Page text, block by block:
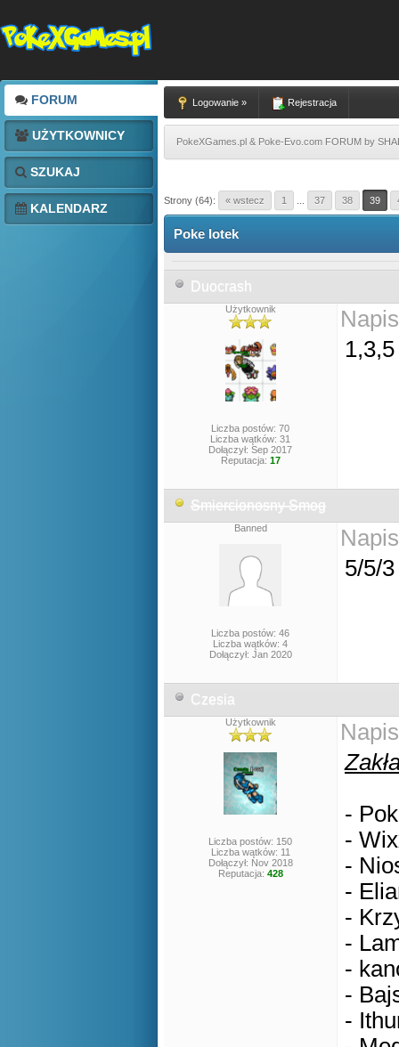
FORUM
UŻYTKOWNICY
SZUKAJ
KALENDARZ
Logowanie » Rejestracja
PokeXGames.pl & Poke-Evo.com FORUM by
Strony (64): « wstecz 1 37 38 39
Poke lotek
Duocrash
Użytkownik
Liczba postów: 70
Liczba wątków: 31
Dołączył: Sep 2017
Reputacja: 17
Smiercionosny Smog
Banned
Liczba postów: 46
Liczba wątków: 4
Dołączył: Jan 2020
5/5/3
Czesia
Użytkownik
Liczba postów: 150
Liczba wątków: 11
Dołączył: Nov 2018
Reputacja: 428
-
-
-
-
-
-
-
-
-